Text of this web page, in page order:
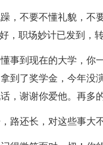
，不要不懂礼貌，不
，职场妙计已发到，
事到现在的大学，你
到了奖学金，今年没
，谢谢你爱他。再多
路还长，对这些事大